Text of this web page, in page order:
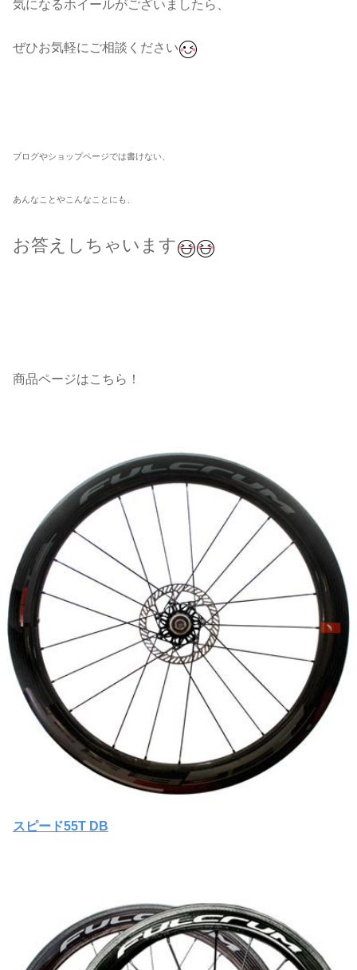
気になるホイールがございましたら、
ぜひお気軽にご相談ください
ブログやショップページでは書けない、
あんなことやこんなことにも、
お答えしちゃいます
商品ページはこちら！
スピード55T DB